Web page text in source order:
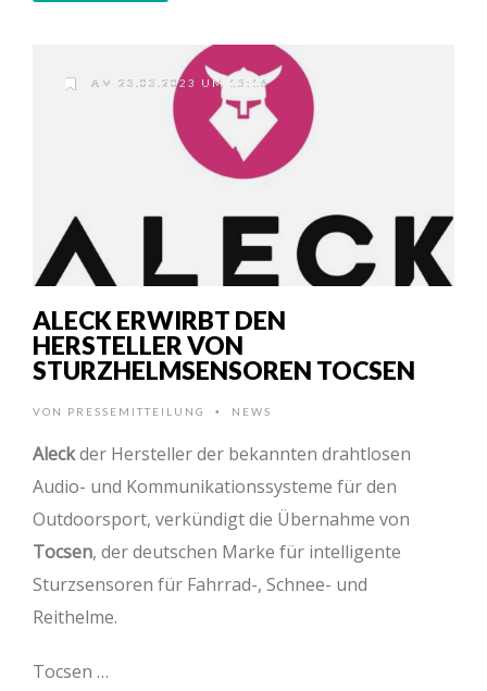
AM 23.03.2023 UM 15:16
ALECK ERWIRBT DEN
HERSTELLER VON
STURZHELMSENSOREN TOCSEN
VON PRESSEMITTEILUNG • NEWS
Aleckder Hersteller der bekannten drahtlosen
Audio- und Kommunikationssysteme für den
Outdoorsport, verkündigt die Übernahme von
Tocsen, der deutschen Marke für intelligente
Sturzsensoren für Fahrrad-, Schnee- und
Reithelme.
Tocsen …